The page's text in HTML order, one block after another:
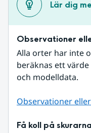
Lär dig
Observationer
Alla orter har inte
beräknas ett
och modelldata.
Observationer
Få koll på skurarna